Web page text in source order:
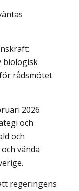
biologisk
rådsmötet
2026
och
och
vända
regeringens